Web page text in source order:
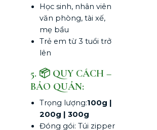
Học sinh, nhân viên
văn phòng, tài xế,
mẹ bầu
Trẻ em từ 3 tuổi trở
lên
5. 📦 QUY CÁCH –
BẢO QUẢN:
Trọng lượng:100g |
200g | 300g
Đóng gói: Túi zipper